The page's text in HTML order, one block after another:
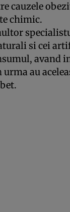
cauzele
chimic.
si cei
avand
au